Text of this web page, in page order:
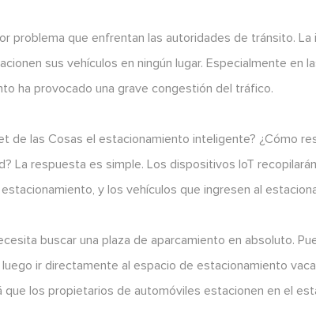
problema que enfrentan las autoridades de tránsito.
sus vehículos en ningún lugar. Especialmente en
ha provocado una grave congestión del tráfico.
de las Cosas el estacionamiento inteligente? ¿Cómo
La respuesta es simple. Los dispositivos IoT
y los vehículos que ingresen al
buscar una plaza de aparcamiento en absoluto.
ir directamente al espacio de estacionamiento
que los propietarios de automóviles estacionen en el